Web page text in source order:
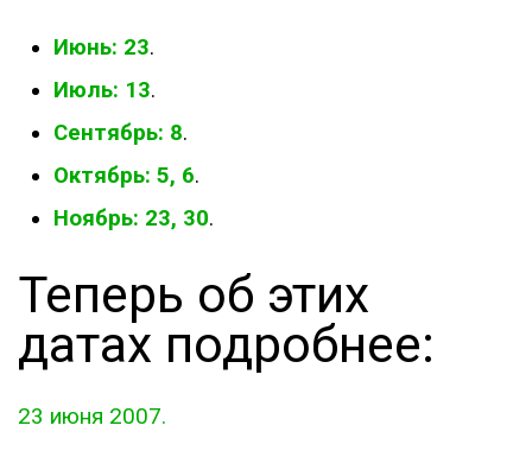
Июнь: 23.
Июль: 13.
Сентябрь: 8.
Октябрь: 5, 6.
Ноябрь: 23, 30.
Теперь об этих
датах подробнее:
23 июня 2007.